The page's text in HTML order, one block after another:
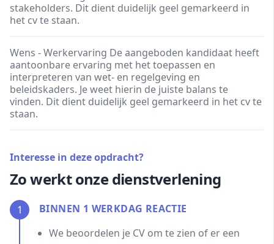
stakeholders. Dit dient duidelijk geel gemarkeerd in
het cv te staan.
Wens - Werkervaring De aangeboden kandidaat heeft
aantoonbare ervaring met het toepassen en
interpreteren van wet- en regelgeving en
beleidskaders. Je weet hierin de juiste balans te
vinden. Dit dient duidelijk geel gemarkeerd in het cv te
staan.
Interesse in deze opdracht?
Zo werkt onze dienstverlening
1
BINNEN 1 WERKDAG REACTIE
We beoordelen je CV om te zien of er een